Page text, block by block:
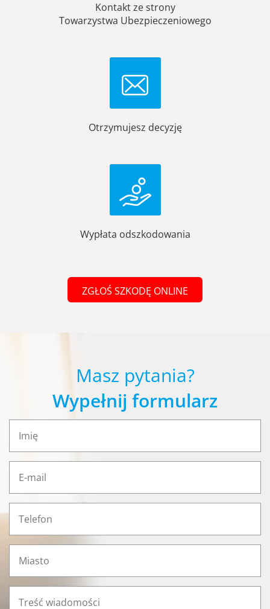
Kontakt ze strony
Towarzystwa Ubezpieczeniowego
Otrzymujesz decyzję
Wypłata odszkodowania
ZGŁOŚ SZKODĘ ONLINE
Masz pytania?
Wypełnij formularz